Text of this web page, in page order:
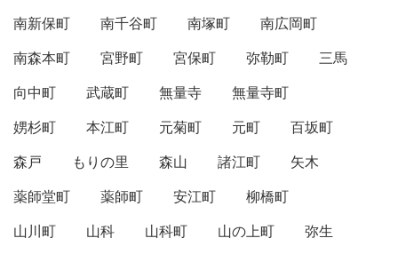
南新保町
南千谷町 南塚町
南広岡町
南森本町
宮野町 宮保町 弥勒町
三馬
向中町
武蔵町 無量寺
無量寺町
娚杉町
本江町 元菊町 元町
百坂町
森戸
もりの里 森山 諸江町
矢木
薬師堂町
薬師町 安江町
柳橋町
山川町
山科 山科町 山の上町 弥生